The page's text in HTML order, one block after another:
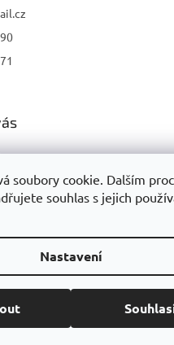
soubory cookie. Dalším
souhlas s jejich
Nastavení
údajů
. Všechna práva